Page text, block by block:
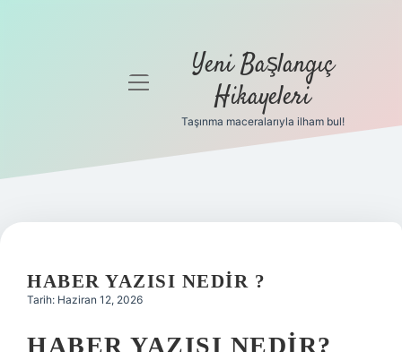
Gizlilik
Hakkımızda
menüyü
Yeni Başlangıç
Hikayeleri
Taşınma maceralarıyla ilham bul!
HABER YAZISI NEDIR ?
Tarih: Haziran 12, 2026
HABER YAZISI NEDIR?